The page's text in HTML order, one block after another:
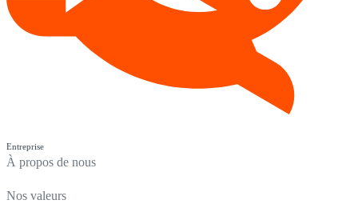
Entreprise
À propos de nous
Nos valeurs